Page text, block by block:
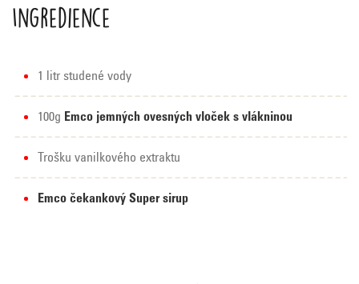
Ingredience
1 litr studené vody
100g Emco jemných ovesných vloček s vlákninou
Trošku vanilkového extraktu
Emco čekankový Super sirup